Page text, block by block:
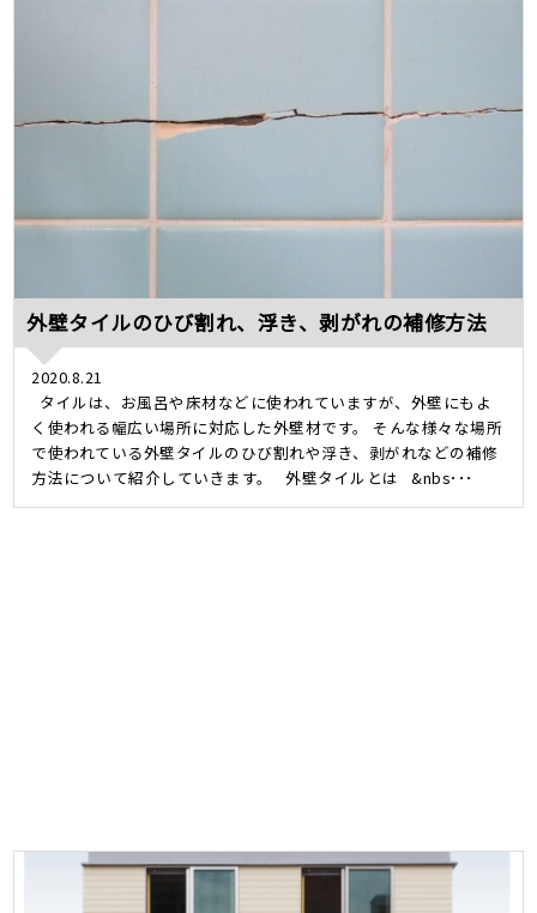
外壁タイルのひび割れ、浮き、剥がれの補修方法
2020.8.21
タイルは、お風呂や床材などに使われていますが、外壁にもよ
く使われる幅広い場所に対応した外壁材です。 そんな様々な場所
で使われている外壁タイルのひび割れや浮き、剥がれなどの補修
方法について紹介していきます。 外壁タイルとは &nbs･･･